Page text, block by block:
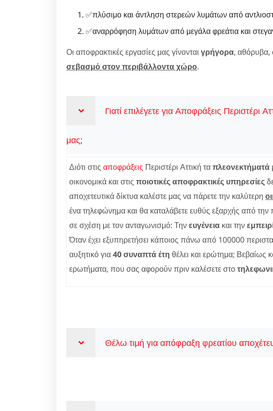
✅πλύσιμο και άντληση στερεών λυμάτων από
✅αναρρόφηση λυμάτων από μεγάλα φρεάτια και
Οι αποφρακτικές εργασίες μας γίνονται γρήγορα, αθόρυβα,
σεβασμό στον περιβάλλοντα χώρο.
Γιατί επιλέγετε για Αποφράξεις Περιστέρι
μας;
Διότι στις αποφράξεις Περιστέρι Αττική ταπλεονεκτήματά
οικονομικά και στις ποιοτικές αποφρακτικές υπηρεσίες
αποχετευτικά δίκτυα καλέστε μας να πάρετε την καλύτερη
ένα τηλεφώνημα και θα καταλάβετε ευθύς εξαρχής από την
σε σχέση με τον ανταγωνισμό: Τηνευγένεια και την
Όταν έχει εξυπηρετήσει κάποιος πάνω από 100000
αυξητικό για40 συναπτά έτη θέλει και ερώτημα; Βεβαίως
ερωτήματα, που σας αφορούν πριν καλέσετε στο
Θέλω τιμή για απόφραξη φρεατίου